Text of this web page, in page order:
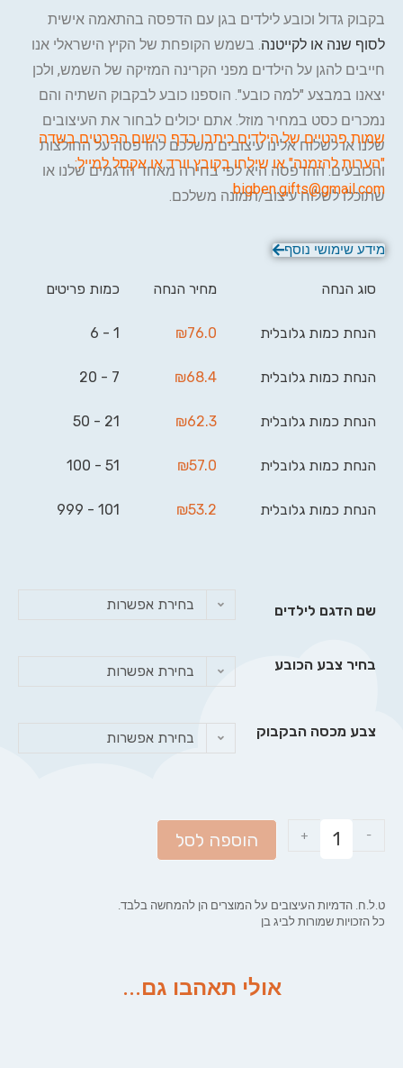
בקבוק גדול וכובע לילדים בגן עם הדפסה בהתאמה אישית
לסוף שנה או לקייטנה. בשמש הקופחת של הקיץ הישראלי אנו
חייבים להגן על הילדים מפני הקרינה המזיקה של השמש, ולכן
יצאנו במבצע "למה כובע". הוספנו כובע לבקבוק השתיה והם
נמכרים כסט במחיר מוזל. אתם יכולים לבחור את העיצובים
שלנו או לשלוח אלינו עיצובים משלכם להדפסה על החולצות
והכובעים. ההדפסה היא לפי בחירה מאחד הדגמים שלנו או
שתוכלו לשלוח עיצוב/תמונה משלכם.
שמות פרטיים של הילדים כיתבו בדף רישום הפרטים בשדה
"הערות להזמנה" או שילחו בקובץ וורד או אקסל למייל:
bigben.gifts@gmail.com
מידע שימושי נוסף
סוג הנחה מחיר הנחה כמות פריטים
הנחת כמות גלובלית ₪76.0
1 - 6
הנחת כמות גלובלית ₪68.4
7 - 20
הנחת כמות גלובלית ₪62.3
21 - 50
הנחת כמות גלובלית ₪57.0
51 - 100
הנחת כמות גלובלית ₪53.2
101 - 999
שם הדגם לילדים בחירת אפשרות
בחיר צבע הכובע בחירת אפשרות
צבע מכסה הבקבוק בחירת אפשרות
-
+ הוספה לסל
ט.ל.ח. הדמיות העיצובים על המוצרים הן להמחשה בלבד.
כל הזכויות שמורות לביג בן
אולי תאהבו גם...